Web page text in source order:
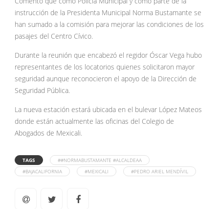
instrucción de la Presidenta Municipal Norma Bustamante se
han sumado a la comisión para mejorar las condiciones de los
pasajes del Centro Cívico.
Durante la reunión que encabezó el regidor Óscar Vega hubo
representantes de los locatorios quienes solicitaron mayor
seguridad aunque reconocieron el apoyo de la Dirección de
Seguridad Pública.
La nueva estación estará ubicada en el bulevar López Mateos
donde están actualmente las oficinas del Colegio de
Abogados de Mexicali.
TAGS
##NORMABUSTAMANTE #ALCALDEAA
#BAJACALIFORNIA
#MEXICALI #PEDRO ARIEL MENDÍVIL